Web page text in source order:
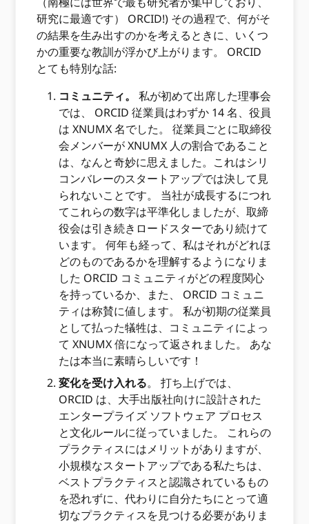
研究に最適です） ORCID!) その過程で、何がそ
の結果を生み出すのかを考えるときに、いくつ
かの重要な教訓が浮かび上がります。 ORCID
とても特別な話:
コミュニティ。
私が初めて出席した理事会
では、 ORCID 従業員はわずか 14 名、役員
は XNUMX 名でした。 従業員ごとに取締役
会メンバーが XNUMX 人の割合であること
は、なんと奇妙に思えました。これはシリ
コンバレーのスタートアップでは決して見
られないことです。 当社が成長するにつれ
てこれらの数字は平準化しましたが、取締
役会は引き続きロードスターであり続けて
います。 何年も経って、私はそれがどれほ
どのものであるかを理解するようになりま
した ORCID コミュニティがどの程度関心
を持っているか、また、 ORCID コミュニ
ティは称賛に値します。 私が初期の従業員
として払った犠牲は、コミュニティによっ
て XNUMX 倍になって返されました。 あな
たは本当に素晴らしいです！
変化を受け入れる。 打ち上げでは、
ORCID は、大手出版社向けに設計された
エンタープライズ ソフトウェア プロセス
と文化ルールに従っていました。 これらの
プラクティスにはメリットがありますが、
小規模なスタートアップである私たちは、
ベストプラクティスと認識されているもの
を恐れずに、代わりに自分たちにとって適
切なプラクティスを見つける必要がありま